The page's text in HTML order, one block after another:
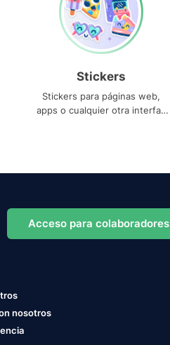
Stickers
Stickers para páginas web,
apps o cualquier otra interfaz
Acceso para colaboradores
nosotros